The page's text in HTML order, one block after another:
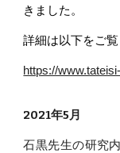
きました。
詳細は以下をご覧
https://
2021年5月
石黒先生の研究